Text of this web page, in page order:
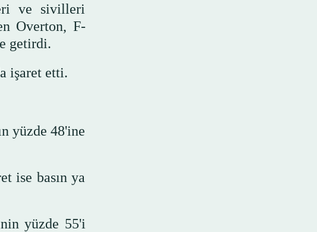
ve sivilleri
Overton, F-
getirdi.
işaret etti.
yüzde 48'ine
ise basın ya
yüzde 55'i